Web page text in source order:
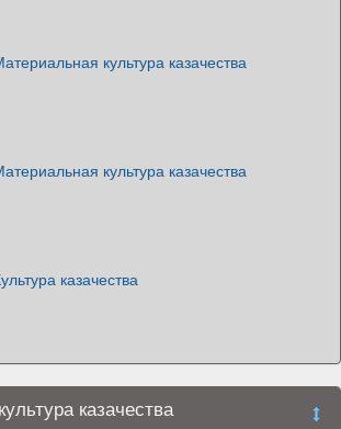
культура казачества
культура казачества
казачества
казачества